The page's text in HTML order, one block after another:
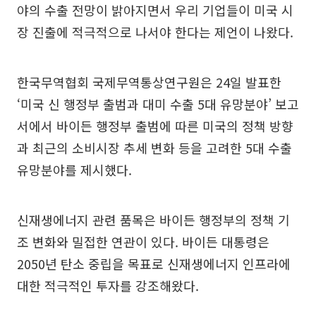
야의 수출 전망이 밝아지면서 우리 기업들이 미국 시
장 진출에 적극적으로 나서야 한다는 제언이 나왔다.
한국무역협회 국제무역통상연구원은 24일 발표한
‘미국 신 행정부 출범과 대미 수출 5대 유망분야’ 보고
서에서 바이든 행정부 출범에 따른 미국의 정책 방향
과 최근의 소비시장 추세 변화 등을 고려한 5대 수출
유망분야를 제시했다.
신재생에너지 관련 품목은 바이든 행정부의 정책 기
조 변화와 밀접한 연관이 있다. 바이든 대통령은
2050년 탄소 중립을 목표로 신재생에너지 인프라에
대한 적극적인 투자를 강조해왔다.